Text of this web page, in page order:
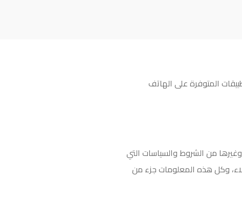
المتوفرة على الهاتف
من الشروط والسياسات التي
وكل هذه المعلومات جزء من